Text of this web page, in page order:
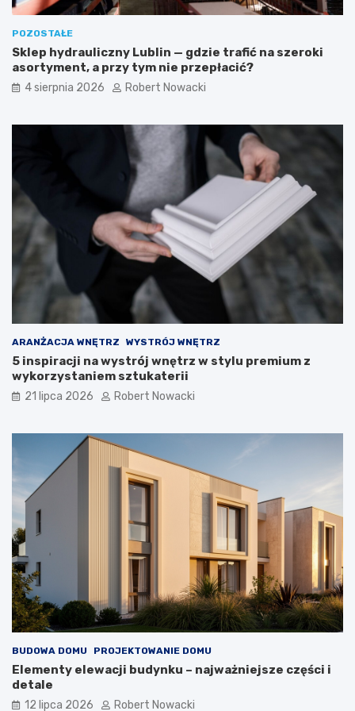
c
n
e
i
b
c
z
n
z
w
i
z
a
n
i
z
w
k
i
POZOSTAŁE
Sklep hydrauliczny Lublin — gdzie trafić na szeroki
asortyment, a przy tym nie przepłacić?
4 sierpnia 2026 Robert Nowacki
ARANŻACJA WNĘTRZ WYSTRÓJ WNĘTRZ
5 inspiracji na wystrój wnętrz w stylu premium z
wykorzystaniem sztukaterii
21 lipca 2026 Robert Nowacki
BUDOWA DOMU PROJEKTOWANIE DOMU
Elementy elewacji budynku – najważniejsze części i
detale
12 lipca 2026 Robert Nowacki